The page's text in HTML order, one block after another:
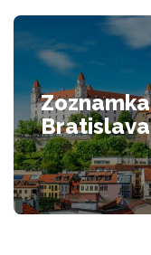
Zoznamka
Bratislava